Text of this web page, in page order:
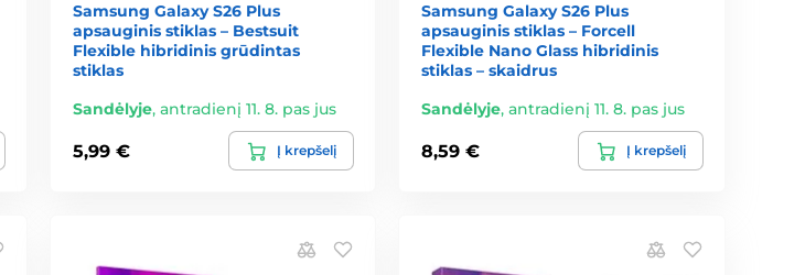
Samsung Galaxy S26 Plus
apsauginis stiklas – Bestsuit
Flexible hibridinis grūdintas
stiklas
Sandėlyje, antradienį 11. 8. pas jus
5,99 € Į krepšelį
Samsung Galaxy S26 Plus
apsauginis stiklas – Forcell
Flexible Nano Glass hibridinis
stiklas – skaidrus
Sandėlyje,antradienį 11. 8. pas jus
8,59 € Į krepšelį